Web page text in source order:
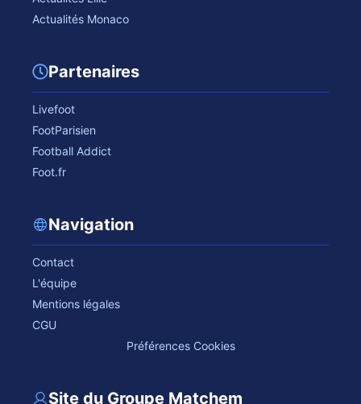
Actualités Monaco
Partenaires
Livefoot
FootParisien
Football Addict
Foot.fr
Navigation
Contact
L'équipe
Mentions légales
CGU
Préférences Cookies
Site du Groupe Matchem